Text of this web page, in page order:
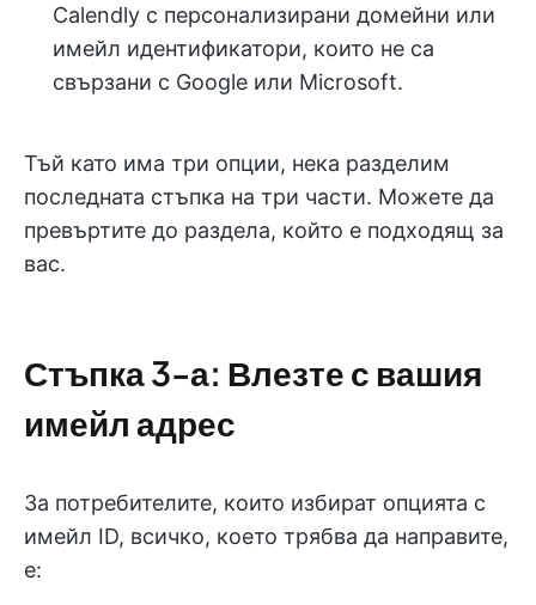
Calendly с персонализирани домейни или
имейл идентификатори, които не са
свързани с Google или Microsoft.
Тъй като има три опции, нека разделим
последната стъпка на три части. Можете да
превъртите до раздела, който е подходящ за
вас.
Стъпка 3-а: Влезте с вашия
имейл адрес
За потребителите, които избират опцията с
имейл ID, всичко, което трябва да направите,
е: